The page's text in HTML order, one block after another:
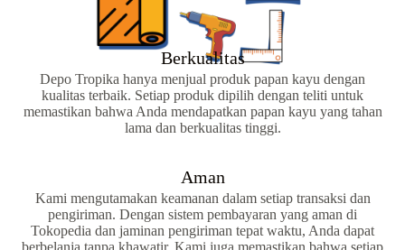
Berkualitas
Depo Tropika hanya menjual produk papan kayu dengan
kualitas terbaik. Setiap produk dipilih dengan teliti untuk
memastikan bahwa Anda mendapatkan papan kayu yang tahan
lama dan berkualitas tinggi.
Aman
Kami mengutamakan keamanan dalam setiap transaksi dan
pengiriman. Dengan sistem pembayaran yang aman di
Tokopedia dan jaminan pengiriman tepat waktu, Anda dapat
berbelanja tanpa khawatir. Kami juga memastikan bahwa setiap